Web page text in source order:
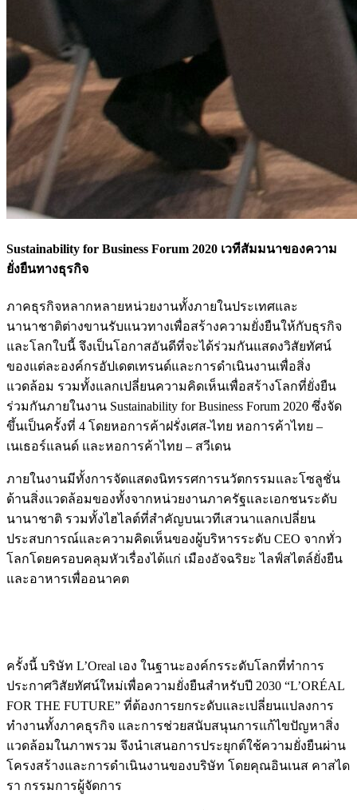
Sustainability for Business Forum 2020 เวทีสัมมนาของความ
ยั่งยืนทางธุรกิจ
ภาคธุรกิจหลากหลายหน่วยงานทั้งภายในประเทศและ
นานาชาติต่างขานรับแนวทางเพื่อสร้างความยั่งยืนให้กับธุรกิจ
และโลกใบนี้ จึงเป็นโอกาสอันดีที่จะได้ร่วมกันแสดงวิสัยทัศน์
ของแต่ละองค์กรอัปเดตเทรนด์และการดำเนินงานเพื่อสิ่ง
แวดล้อม รวมทั้งแลกเปลี่ยนความคิดเห็นเพื่อสร้างโลกที่ยั่งยืน
ร่วมกันภายในงาน Sustainability for Business Forum 2020 ซึ่งจัด
ขึ้นเป็นครั้งที่ 4 โดยหอการค้าฝรั่งเศส-ไทย หอการค้าไทย –
เนเธอร์แลนด์ และหอการค้าไทย – สวีเดน
ภายในงานมีทั้งการจัดแสดงนิทรรศการนวัตกรรมและโซลูชั่น
ด้านสิ่งแวดล้อมของทั้งจากหน่วยงานภาครัฐและเอกชนระดับ
นานาชาติ รวมทั้งไฮไลต์ที่สำคัญบนเวทีเสวนาแลกเปลี่ยน
ประสบการณ์และความคิดเห็นของผู้บริหารระดับ CEO จากทั่ว
โลกโดยครอบคลุมหัวเรื่องได้แก่ เมืองอัจฉริยะ ไลฟ์สไตล์ยั่งยืน
และอาหารเพื่ออนาคต
ครั้งนี้ บริษัท L’Oreal เอง ในฐานะองค์กรระดับโลกที่ทำการ
ประกาศวิสัยทัศน์ใหม่เพื่อความยั่งยืนสำหรับปี 2030 “L’ORÉAL
FOR THE FUTURE” ที่ต้องการยกระดับและเปลี่ยนแปลงการ
ทำงานทั้งภาคธุรกิจ และการช่วยสนับสนุนการแก้ไขปัญหาสิ่ง
แวดล้อมในภาพรวม จึงนำเสนอการประยุกต์ใช้ความยั่งยืนผ่าน
โครงสร้างและการดำเนินงานของบริษัท โดยคุณอินเนส คาสได
รา กรรมการผู้จัดการ